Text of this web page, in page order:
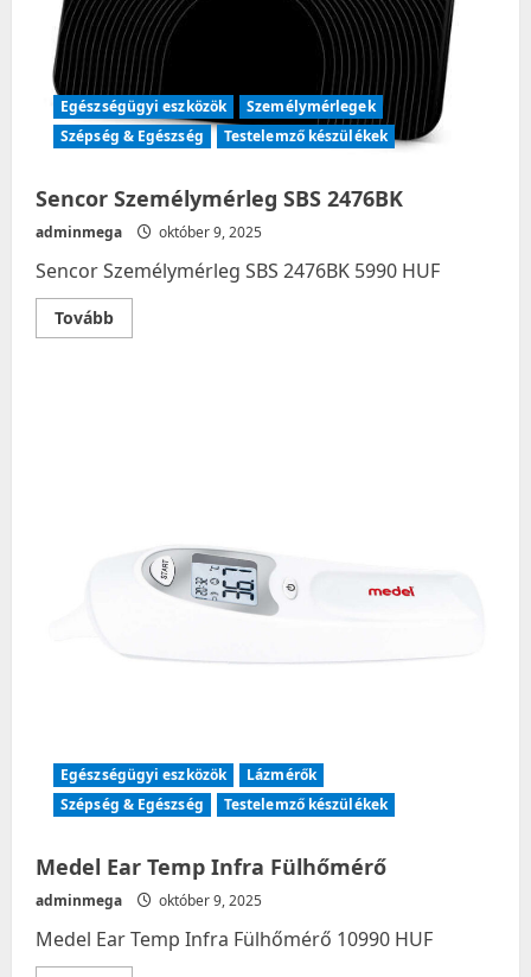
Egészségügyi eszközök
Személymérlegek
Szépség & Egészség
Testelemző készülékek
Sencor Személymérleg SBS 2476BK
adminmega október 9, 2025
Sencor Személymérleg SBS 2476BK 5990 HUF
TovábbRead
more
Egészségügyi eszközök
Lázmérők
Szépség & Egészség
Testelemző készülékek
Medel Ear Temp Infra Fülhőmérő
adminmega október 9, 2025
Medel Ear Temp Infra Fülhőmérő 10990 HUF